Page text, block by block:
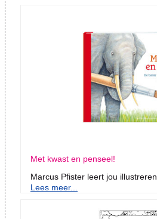
Met kwast en penseel!
Marcus Pfister leert jou illustreren
Lees meer...